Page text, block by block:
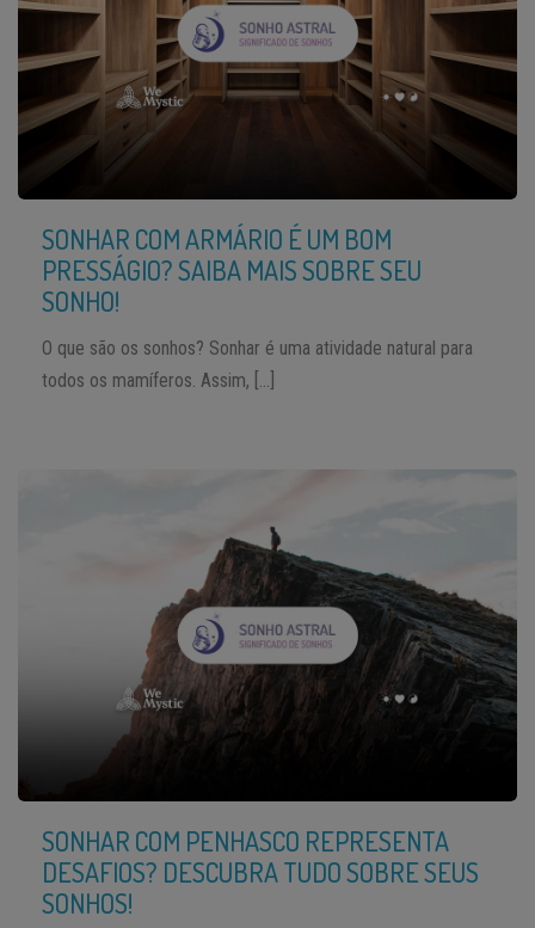
SONHAR COM ARMÁRIO É UM BOM
PRESSÁGIO? SAIBA MAIS SOBRE SEU
SONHO!
O que são os sonhos? Sonhar é uma atividade natural para
todos os mamíferos. Assim, […]
SONHAR COM PENHASCO REPRESENTA
DESAFIOS? DESCUBRA TUDO SOBRE SEUS
SONHOS!